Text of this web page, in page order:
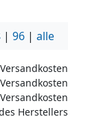
| 96 | alle
Herstellers